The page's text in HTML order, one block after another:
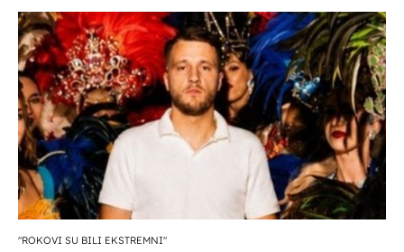
"ROKOVI SU BILI EKSTREMNI"